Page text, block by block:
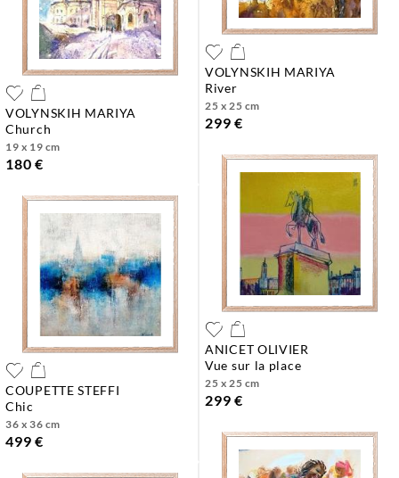
VOLYNSKIH MARIYA
church
19 x 19 cm
180 €
VOLYNSKIH MARIYA
river
25 x 25 cm
299 €
COUPETTE STEFFI
chic
36 x 36 cm
499 €
ANICET OLIVIER
vue sur la place
25 x 25 cm
299 €